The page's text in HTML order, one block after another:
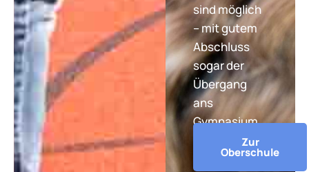
sind möglich
– mit gutem
Abschluss
sogar der
Übergang
ans
Gymnasium.
Zur
Oberschule